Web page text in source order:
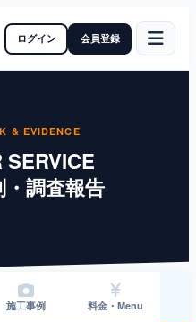
ログイン 会員登録
& EVIDENCE
SERVICE
調査報告
施工事例 料金・Menu